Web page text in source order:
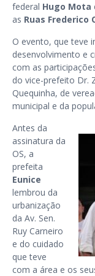
federal Hugo Mota
as Ruas Frederico
O evento, que teve
desenvolvimento e
com as
do vice-prefeito Dr.
Quequinha, de
municipal e da
Antes da
assinatura da
OS, a
prefeita
Eunice
lembrou da
urbanização
da Av. Sen.
Ruy Carneiro
e do cuidado
que teve
com a área e os